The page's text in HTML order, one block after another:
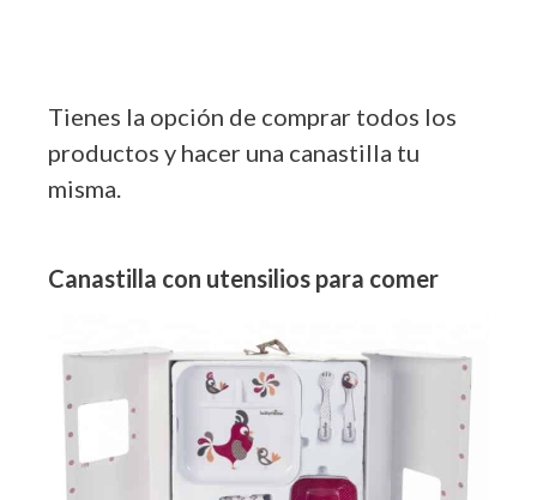
Tienes la opción de comprar todos los
productos y hacer una canastilla tu
misma.
Canastilla con utensilios para comer